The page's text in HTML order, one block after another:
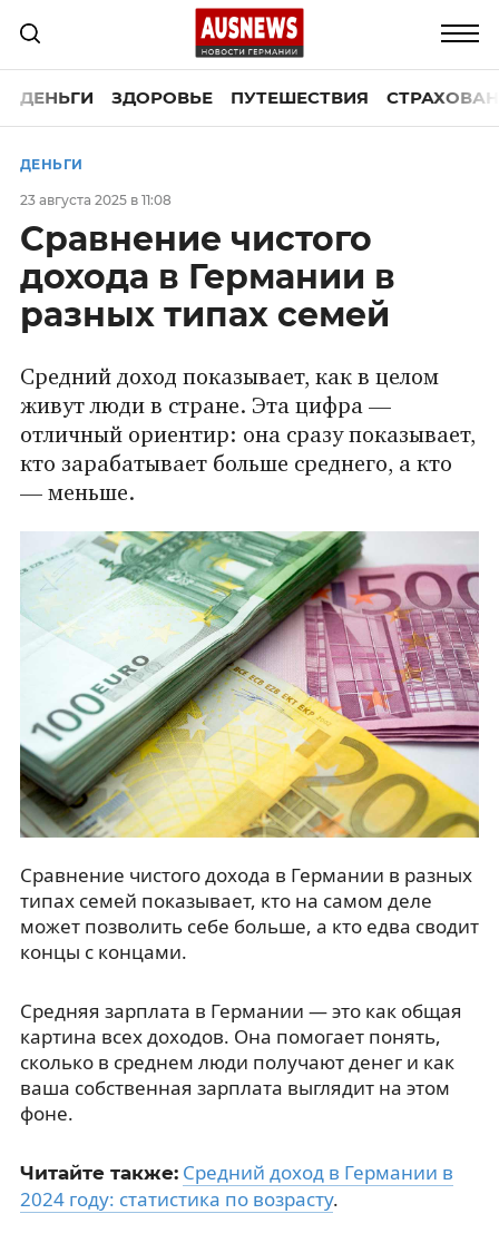
ДЕНЬГИ ЗДОРОВЬЕ ПУТЕШЕСТВИЯ
ДЕНЬГИ
23 августа 2025 в 11:08
Сравнение чистого
дохода в Германии в
разных типах семей
Средний доход показывает, как в целом
живут люди в стране. Эта цифра —
отличный ориентир: она сразу показывает,
кто зарабатывает больше среднего, а кто
— меньше.
Сравнение чистого дохода в Германии в разных
типах семей показывает, кто на самом деле
может позволить себе больше, а кто едва сводит
концы с концами.
Средняя зарплата в Германии — это как общая
картина всех доходов. Она помогает понять,
сколько в среднем люди получают денег и как
ваша собственная зарплата выглядит на этом
фоне.
Читайте также: Средний доход в Германии в
2024 году: статистика по возрасту.